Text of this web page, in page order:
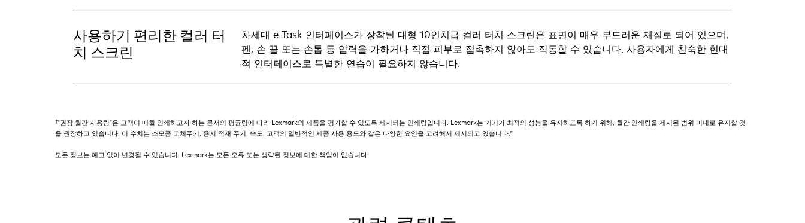
사용하기 편리한 컬러 터
치 스크린
차세대 e-Task 인터페이스가 장착된 대형 10인치급 컬러 터치 스크린은 표면이 매우 부드러운 재질로 되어 있으며,
펜, 손 끝 또는 손톱 등 압력을 가하거나 직접 피부로 접촉하지 않아도 작동할 수 있습니다. 사용자에게 친숙한 현대
적 인터페이스로 특별한 연습이 필요하지 않습니다.
†"권장 월간 사용량”은 고객이 매월 인쇄하고자 하는 문서의 평균량에 따라 Lexmark의 제품을 평가할 수 있도록 제시되는 인쇄량입니다. Lexmark는 기기가 최적의 성능을 유지하도록 하기 위해, 월간 인쇄량을 제시된 범위 이내로 유지할 것
을 권장하고 있습니다. 이 수치는 소모품 교체주기, 용지 적재 주기, 속도, 고객의 일반적인 제품 사용 용도와 같은 다양한 요인을 고려해서 제시되고 있습니다.”
모든 정보는 예고 없이 변경될 수 있습니다. Lexmark는 모든 오류 또는 생략된 정보에 대한 책임이 없습니다.